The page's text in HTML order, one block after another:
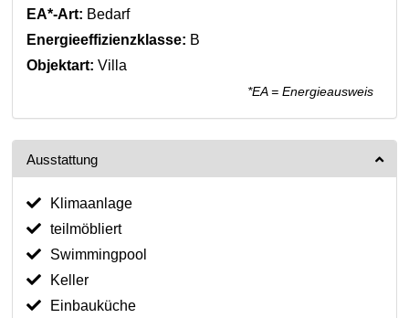
EA*-Art: Bedarf
Energieeffizienzklasse: B
Objektart: Villa
*EA = Energieausweis
Ausstattung
Klimaanlage
teilmöbliert
Swimmingpool
Keller
Einbauküche